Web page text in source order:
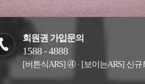
회원권 가입문의
1588 - 4888
[버튼식ARS] ④ · [보이는ARS] 신규